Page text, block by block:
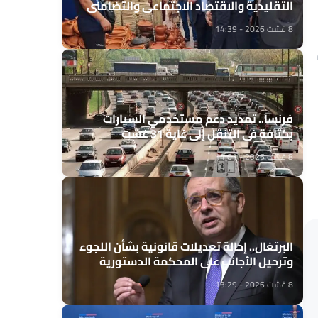
التقليدية والاقتصاد الاجتماعي والتضامني
8 غشت 2026 - 14:39
فرنسا.. تمديد دعم مستخدمي السيارات
بكثافة في التنقل إلى غاية 31 غشت
8 غشت 2026 - 14:01
البرتغال.. إحالة تعديلات قانونية بشأن اللجوء
وترحيل الأجانب على المحكمة الدستورية
8 غشت 2026 - 13:29